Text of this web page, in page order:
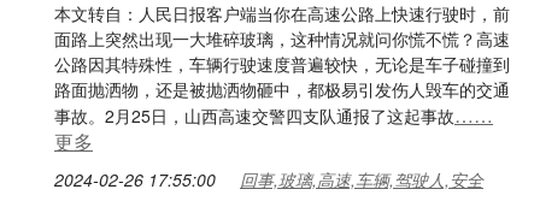
本文转自：人民日报客户端当你在高速公路上快速行驶时，前
面路上突然出现一大堆碎玻璃，这种情况就问你慌不慌？高速
公路因其特殊性，车辆行驶速度普遍较快，无论是车子碰撞到
路面抛洒物，还是被抛洒物砸中，都极易引发伤人毁车的交通
事故。2月25日，山西高速交警四支队通报了这起事故……
更多
2024-02-26 17:55:00 回事,玻璃,高速,车辆,驾驶人,安全